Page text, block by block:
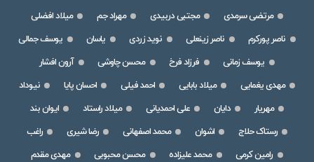
مرتضی سرمدی
مجتبی دربیدی مهراد جم
میلاد افضلی
ناصر پورکرم
ناصر زینعلی نوید زردی یاسان
یوسف جمالی
یوسف زمانی
فرزاد فرخ محسن چاوشی
آرون افشار
مهدی یغمایی
میلاد بابایی احمد فیلی احسان پایا
نیوداد
مهریار
دایان علی احمدیانی میلاد راستاد
ایوان بند
رستاک حلاج
اشوان محمد اصفهانی رضا شیری
راغب
رامین کرمی
محمد علیزاده محسن محبوبی
مهدی مقدم